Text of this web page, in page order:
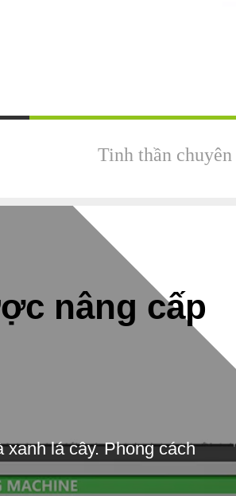
Tinh thần
nâng cấp
xanh lá cây. Phong cách